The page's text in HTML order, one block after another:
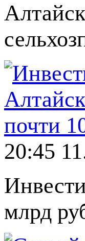
20:45
млрд